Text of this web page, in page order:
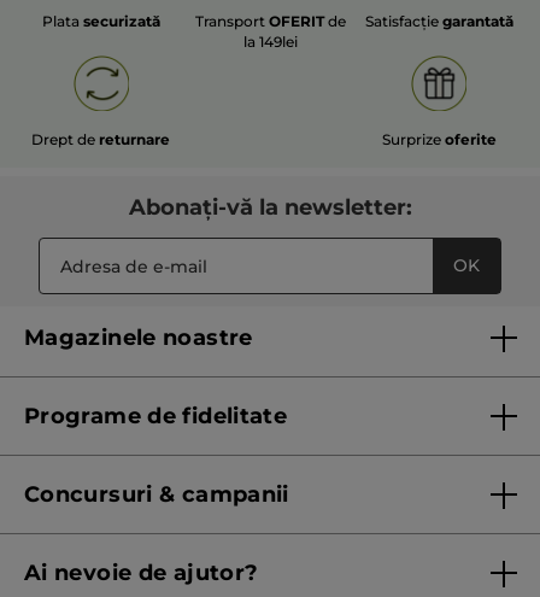
Plata securizată Transport OFERITde
la 149lei
Satisfacțiegarantată
Drept de returnare Surprize oferite
Abonați-vă la newsletter:
OK
Magazinele noastre
Programe de fidelitate
Concursuri & campanii
Listă prețuri standard
Ai nevoie de ajutor?